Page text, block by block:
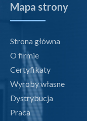
Mapa strony
Strona główna
O firmie
Certyfikaty
Wyroby własne
Dystrybucja
Praca